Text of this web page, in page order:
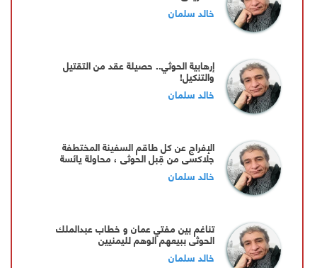
خالد سلمان
إرهابية الحوثي.. حصيلة عقد من التقتيل
والتنكيل!
خالد سلمان
الإفراج عن كل طاقم السفينة المختطفة
جلاكسي من قبل الحوثي ، محاولة يائسة
للتعلق بقشة أمل
خالد سلمان
تناغم بين مفتي عمان و خطاب عبدالملك
الحوثي ببيعهم الوهم لليمنيين
خالد سلمان